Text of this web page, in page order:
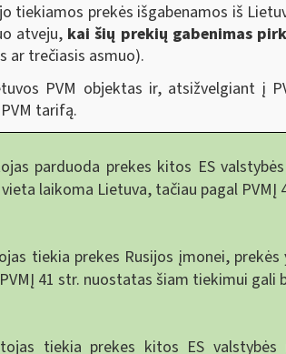
tiekiamos prekės išgabenamos iš
atveju, kai šių prekių gabenimas
ar trečiasis asmuo).
PVM objektas ir, atsižvelgiant į
tarifą.
parduoda prekes kitos ES
laikoma Lietuva, tačiau pagal
tiekia prekes Rusijos įmonei,
41 str. nuostatas šiam tiekimui gali
tiekia prekes kitos ES